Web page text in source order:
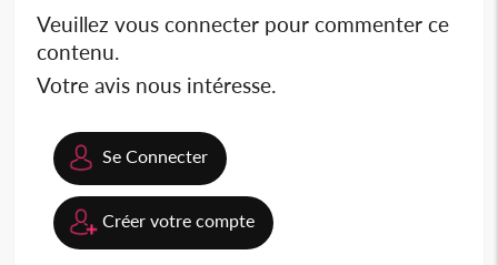
Veuillez vous connecter pour commenter ce
contenu.
Votre avis nous intéresse.
Se Connecter
Créer votre compte